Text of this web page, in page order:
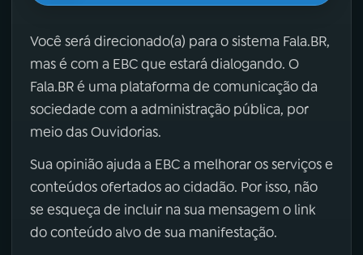
Você será direcionado(a) para o sistema Fala.BR,
mas é com a EBC que estará dialogando. O
Fala.BR é uma plataforma de comunicação da
sociedade com a administração pública, por
meio das Ouvidorias.
Sua opinião ajuda a EBC a melhorar os serviços e
conteúdos ofertados ao cidadão. Por isso, não
se esqueça de incluir na sua mensagem o link
do conteúdo alvo de sua manifestação.